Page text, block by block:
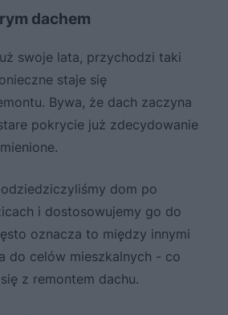
dachem
swoje lata, przychodzi taki
staje się
Bywa, że dach zaczyna
pokrycie już zdecydowanie
dom po
i dostosowujemy go do
oznacza to między innymi
do celów mieszkalnych - co
z remontem dachu.